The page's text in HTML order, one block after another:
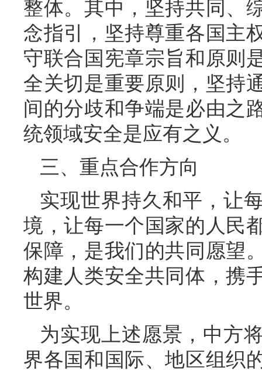
整体。其中，坚持共同、
念指引，坚持尊重各国主
守联合国宪章宗旨和原则
全关切是重要原则，坚持
间的分歧和争端是必由之
统领域安全是应有之义。
三、重点合作方向
实现世界持久和平，让
境，让每一个国家的人民
保障，是我们的共同愿望
构建人类安全共同体，携
世界。
为实现上述愿景，中方
界各国和国际、地区组织